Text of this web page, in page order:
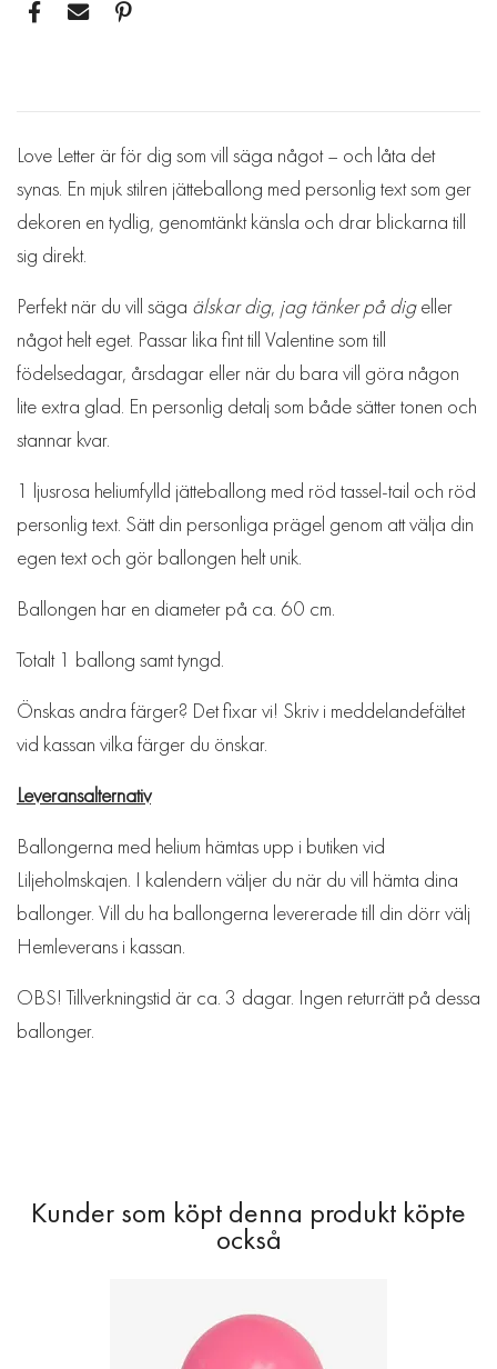
Love Letter är för dig som vill säga något – och låta det
synas. En mjuk stilren jätteballong med personlig text som ger
dekoren en tydlig, genomtänkt känsla och drar blickarna till
sig direkt.
Perfekt när du vill säga älskar dig, jag tänker på digeller
något helt eget. Passar lika fint till Valentine som till
födelsedagar, årsdagar eller när du bara vill göra någon
lite extra glad. En personlig detalj som både sätter tonen och
stannar kvar.
1 ljusrosa heliumfylld jätteballong med röd tassel-tail och röd
personlig text. Sätt din personliga prägel genom att välja din
egen text och gör ballongen helt unik.
Ballongen har en diameter på ca. 60 cm.
Totalt 1 ballong samt tyngd.
Önskas andra färger? Det fixar vi! Skriv i meddelandefältet
vid kassan vilka färger du önskar.
Leveransalternativ
Ballongerna med helium hämtas upp i butiken vid
Liljeholmskajen. I kalendern väljer du när du vill hämta dina
ballonger. Vill du ha ballongerna levererade till din dörr välj
Hemleverans i kassan.
OBS! Tillverkningstid är ca. 3 dagar. Ingen returrätt på dessa
ballonger.